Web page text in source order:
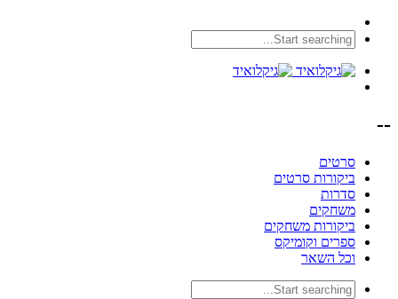
--
סרטים
ביקורות סרטים
סדרות
משחקים
ביקורות משחקים
ספרים וקומיקס
וכל השאר